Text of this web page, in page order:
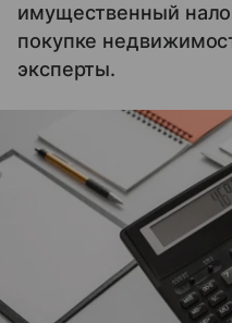
имущественный
покупке
эксперты.